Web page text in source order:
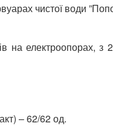
чистої води
на електроопорах,
– 62/62 од.